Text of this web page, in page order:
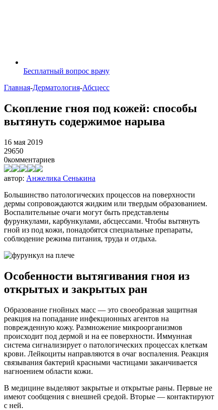
Бесплатный вопрос врачу
Главная-Дерматология-Абсцесс
Скопление гноя под кожей: способы
вытянуть содержимое нарыва
16 мая 2019
29650
0комментариев
автор: Анжелика Сенькина
Большинство патологических процессов на поверхности
дермы сопровождаются жидким или твердым образованием.
Воспалительные очаги могут быть представлены
фурункулами, карбункулами, абсцессами. Чтобы вытянуть
гной из под кожи, понадобятся специальные препараты,
соблюдение режима питания, труда и отдыха.
Особенности вытягивания гноя из
открытых и закрытых ран
Образование гнойных масс — это своеобразная защитная
реакция на попадание инфекционных агентов на
поврежденную кожу. Размножение микроорганизмов
происходит под дермой и на ее поверхности. Иммунная
система сигнализирует о патологических процессах клеткам
крови. Лейкоциты направляются в очаг воспаления. Реакция
связывания бактерий красными частицами заканчивается
нагноением области кожи.
В медицине выделяют закрытые и открытые раны. Первые не
имеют сообщения с внешней средой. Вторые — контактируют
с ней.